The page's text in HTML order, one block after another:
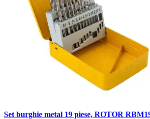
Set burghie metal 19 piese, ROTOR